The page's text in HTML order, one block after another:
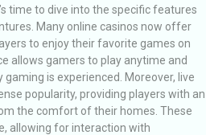
time to dive into the specific features
Many online casinos now offer
to enjoy their favorite games on
allows gamers to play anytime and
is experienced. Moreover, live
popularity, providing players with an
the comfort of their homes. These
allowing for interaction with